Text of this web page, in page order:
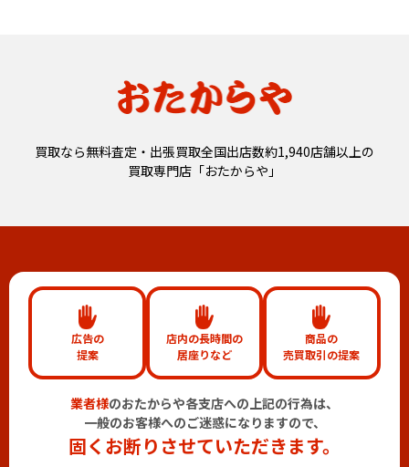
買取なら無料査定・出張買取全国出店数約1,940店舗以上の
買取専門店「おたからや」
広告の
提案
店内の長時間の
居座りなど
商品の
売買取引の提案
業者様のおたからや各支店への上記の行為は、
一般のお客様へのご迷惑になりますので、
固くお断りさせていただきます。